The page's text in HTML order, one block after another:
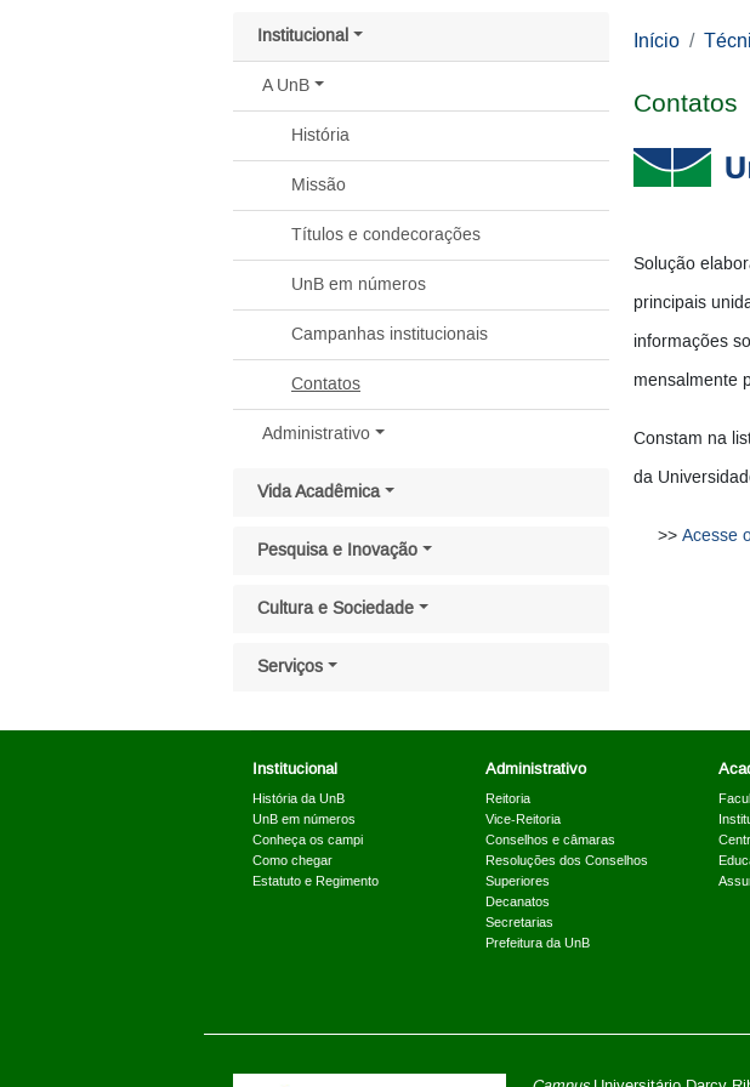
Institucional
A UnB
História
Missão
Títulos e condecorações
UnB em números
Campanhas institucionais
Contatos
Administrativo
Vida Acadêmica
Pesquisa e Inovação
Cultura e Sociedade
Serviços
Início
Contatos
Solução
principais
informações
mensalmente
Constam na
da
Acesse
Institucional
História da UnB
UnB em números
Conheça os campi
Como chegar
Estatuto e Regimento
Administrativo
Reitoria
Vice-Reitoria
Conselhos e câmaras
Resoluções dos Conselhos
Superiores
Decanatos
Secretarias
Prefeitura da UnB